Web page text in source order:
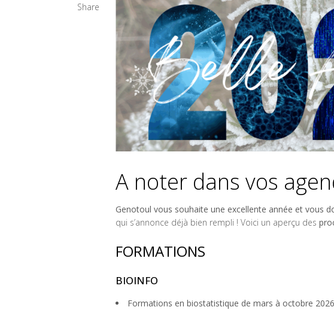
Share
A noter dans vos
Genotoul vous souhaite une excellente année et vous
qui s’annonce déjà bien rempli ! Voici un aperçu des
FORMATIONS
BIOINFO
Formations en biostatistique de mars à octobre 2026